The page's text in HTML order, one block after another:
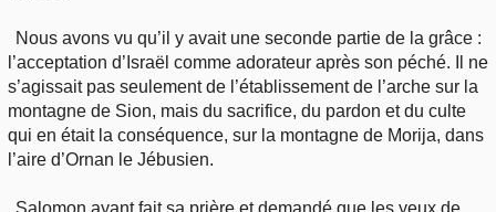
Nous avons vu qu’il y avait une seconde partie de la grâce :
l’acceptation d’Israël comme adorateur après son péché. Il ne
s’agissait pas seulement de l’établissement de l’arche sur la
montagne de Sion, mais du sacrifice, du pardon et du culte
qui en était la conséquence, sur la montagne de Morija, dans
l’aire d’Ornan le Jébusien.
Salomon ayant fait sa prière et demandé que les yeux de